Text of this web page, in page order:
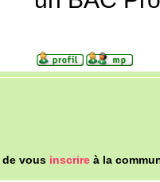
de vous inscrireà la